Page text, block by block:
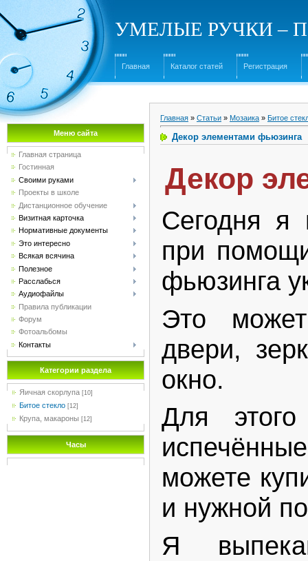
УМЕЛЫЕ РУЧКИ –
Главная Каталог статей Регистрация
Меню сайта
Главная страница
Гостинная
Своими руками
Проекты в школе
Дистанционное обучение
Визитная карточка
Нормативные документы
Это интересно
Всякая всячина
Полезное
Расслабься
Аудиофайлы
Правила публикации
Форум
Фотоальбомы
Контакты
Категории раздела
Яичная скорлупа [10]
Битое стекло [12]
Крупа, макароны [12]
Часы
Главная » Статьи » Мозаика » Битое
Декор элементами фьюзинга
Декор
Сегодня я
при
фьюзинга
Это
двери,
окно.
Для этого
можете
и нужной
Я